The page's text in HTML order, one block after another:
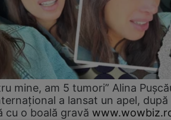
mine, am 5 tumori” Alina
a lansat un apel, după
o boală gravă